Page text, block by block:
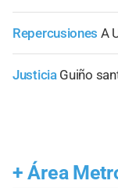
Repercusiones A
Justicia Guiño
+ Área